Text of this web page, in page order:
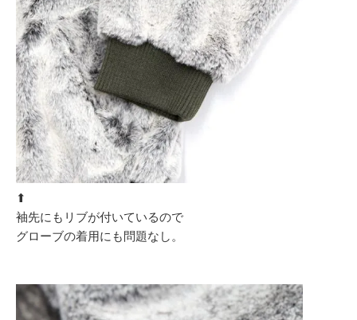
⬆︎
袖先にもリブが付いているので
グローブの着用にも問題なし。